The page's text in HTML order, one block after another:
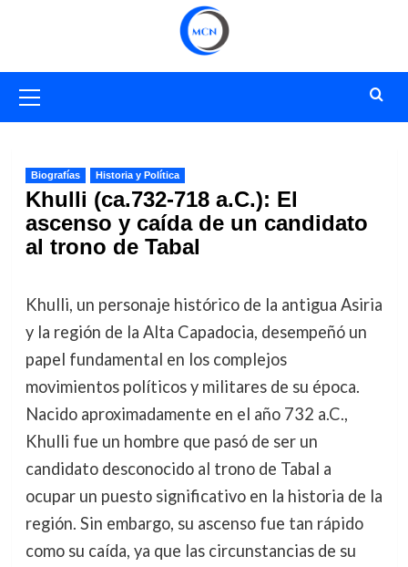
primario
Biografías Historia y Política
Khulli (ca.732-718 a.C.): El
ascenso y caída de un candidato
al trono de Tabal
Khulli, un personaje histórico de la antigua Asiria
y la región de la Alta Capadocia, desempeñó un
papel fundamental en los complejos
movimientos políticos y militares de su época.
Nacido aproximadamente en el año 732 a.C.,
Khulli fue un hombre que pasó de ser un
candidato desconocido al trono de Tabal a
ocupar un puesto significativo en la historia de la
región. Sin embargo, su ascenso fue tan rápido
como su caída, ya que las circunstancias de su